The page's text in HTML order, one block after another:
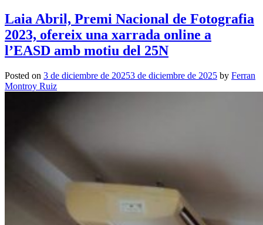
Laia Abril, Premi Nacional de Fotografia
2023, ofereix una xarrada online a
l’EASD amb motiu del 25N
Posted on 3 de diciembre de 20253 de diciembre de 2025 by Ferran
Montroy Ruiz